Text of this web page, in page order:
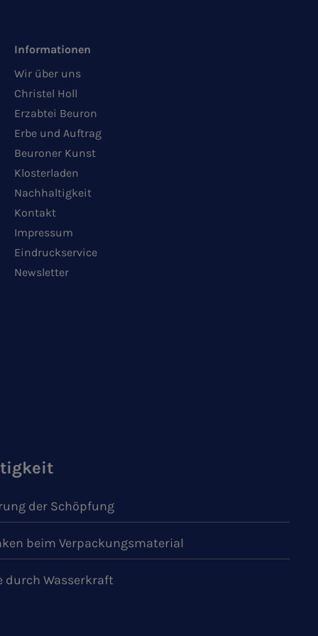
Informationen
Wir über uns
Christel Holl
Erzabtei Beuron
Erbe und Auftrag
Beuroner Kunst
Klosterladen
Nachhaltigkeit
Kontakt
Impressum
Eindruckservice
Newsletter
der Schöpfung
beim Verpackungsmaterial
durch Wasserkraft